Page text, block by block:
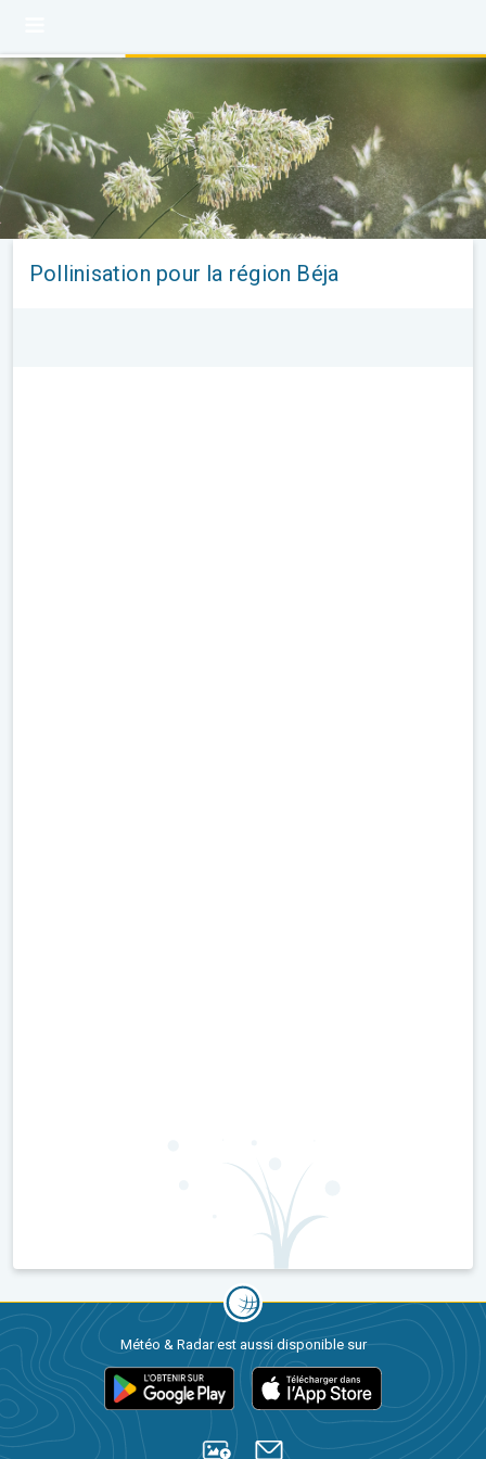
Pollinisation pour la région Béja
Météo & Radar est aussi disponible sur